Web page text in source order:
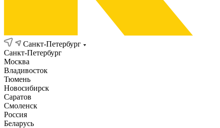
Санкт-Петербург
Санкт-Петербург
Москва
Владивосток
Тюмень
Новосибирск
Саратов
Смоленск
Россия
Беларусь